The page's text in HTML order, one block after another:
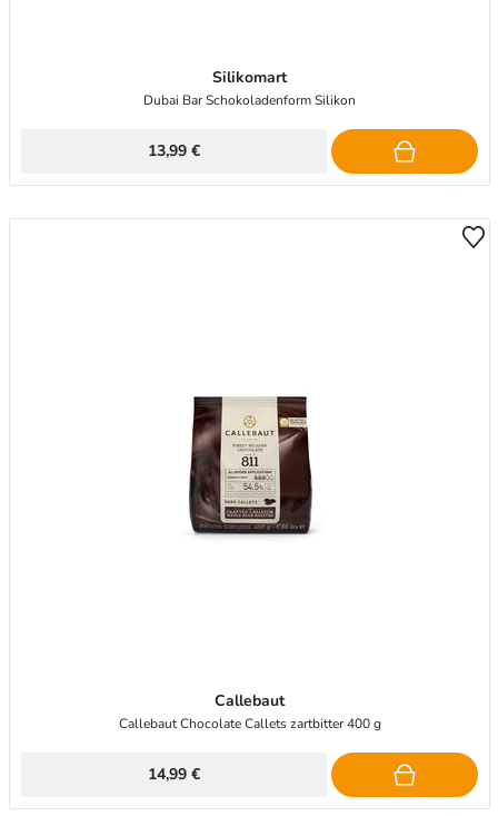
Silikomart
Dubai Bar Schokoladenform Silikon
13,99 €
Callebaut
Callebaut Chocolate Callets zartbitter 400 g
14,99 €